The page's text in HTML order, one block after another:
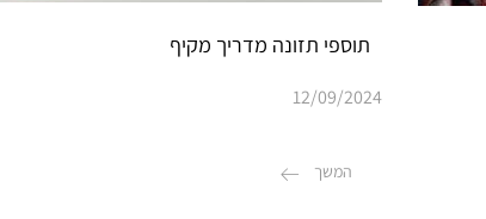
תוספי תזונה מדריך מקיף
12/09/2024
המשך